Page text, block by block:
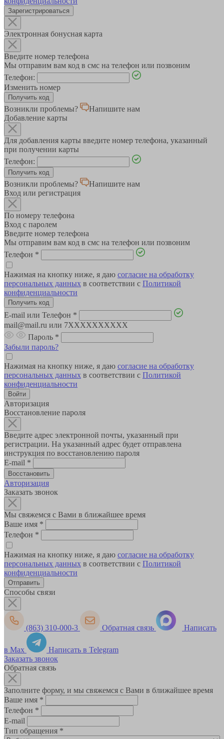
Зарегистрироваться
Электронная бонусная карта
Введите номер телефона
Мы отправим вам код в смс на телефон или позвоним
Телефон:
Изменить номер
Возникли проблемы?
Напишите нам
Добавление карты
Для добавления карты введите номер телефона, указанный
при получении карты
Телефон:
Возникли проблемы?
Напишите нам
Вход или регистрация
По номеру телефона
Вход с паролем
Введите номер телефона
Мы отправим вам код в смс на телефон или позвоним
Телефон *
Нажимая на кнопку ниже, я даю согласие на обработку
персональных данных в соответствии с Политикой
конфиденциальности
E-mail или Телефон *
mail@mail.ru или 7XXXXXXXXXX
Пароль *
Забыли пароль?
Нажимая на кнопку ниже, я даю согласие на обработку
персональных данных в соответствии с Политикой
конфиденциальности
Авторизация
Восстановление пароля
Введите адрес электронной почты, указанный при
регистрации. На указанный адрес будет отправлена
инструкция по восстановлению пароля
E-mail *
Авторизация
Заказать звонок
Мы свяжемся с Вами в ближайшее время
Ваше имя *
Телефон *
Нажимая на кнопку ниже, я даю согласие на обработку
персональных данных в соответствии с Политикой
конфиденциальности
Способы связи
(863) 310-000-3 Обратная связь Написать
в Max
Написать в Telegram
Заказать звонок
Обратная связь
Заполните форму, и мы свяжемся с Вами в ближайшее время
Ваше имя *
Телефон *
E-mail
Тип обращения *